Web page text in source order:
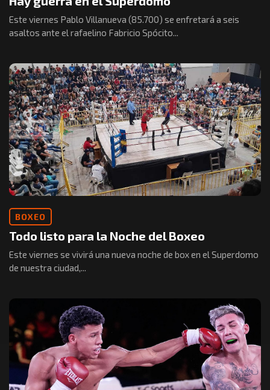
Este viernes Pablo Villanueva (85.700) se enfretará a seis
asaltos ante el rafaelino Fabricio Spócito...
BOXEO
Todo listo para la Noche del Boxeo
Este viernes se vivirá una nueva noche de box en el Superdomo
de nuestra ciudad,...